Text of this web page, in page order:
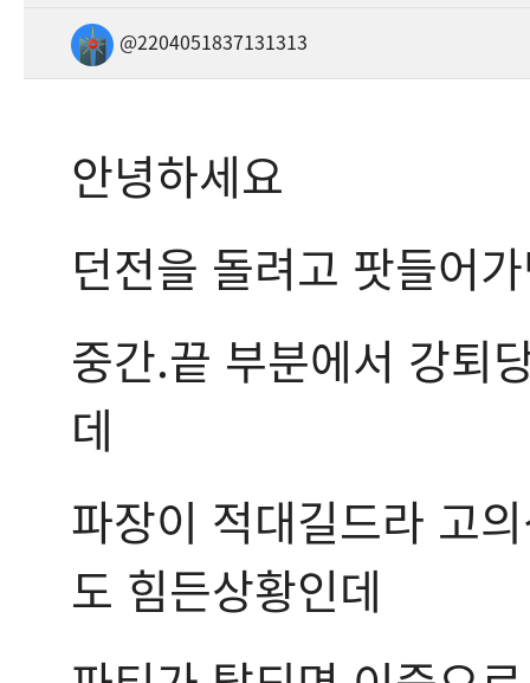
@2204051837131313
안녕하세요
던전을 돌려고 팟들어
중간.끝 부분에서 강퇴
데
파장이 적대길드라 고
도 힘든상황인데